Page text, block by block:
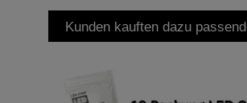
Kunden kauften dazu